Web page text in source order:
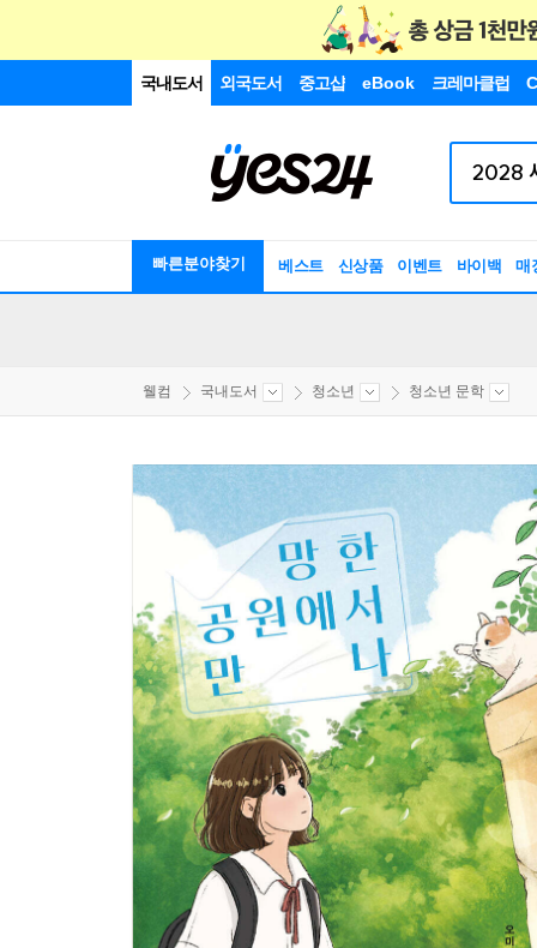
국내도서 외국도서 중고샵 eBook 크레마클럽
빠른분야찾기 베스트 신상품 이벤트 바이백 매
웰컴 국내도서 청소년 청소년 문학